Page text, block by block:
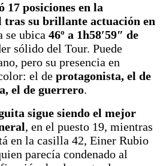
17 posiciones en la
tras su brillante actuación en
se ubica 46º a 1h58′59″ de
sólido del Tour. Puede
pero su presencia en
el de protagonista, el de
el de guerrero.
sigue siendo el mejor
, en el puesto 19, mientras
en la casilla 42, Einer Rubio
parecía condenado al